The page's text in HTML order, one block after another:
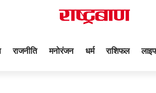
राजनीति मनोरंजन धर्म राशिफल